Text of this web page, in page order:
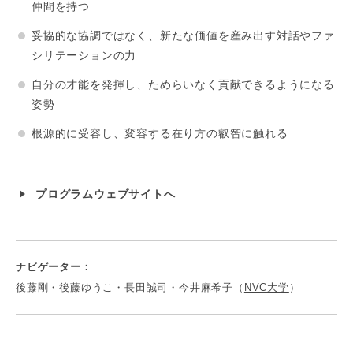
仲間を持つ
妥協的な協調ではなく、新たな価値を産み出す対話やファ
シリテーションの力
自分の才能を発揮し、ためらいなく貢献できるようになる
姿勢
根源的に受容し、変容する在り方の叡智に触れる
プログラムウェブサイトへ
ナビゲーター：
後藤剛・後藤ゆうこ・長田誠司・今井麻希子（ NVC大学 ）